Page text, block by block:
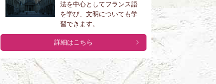
法を中心としてフランス語
を学び、文明についても学
習できます。
詳細はこちら